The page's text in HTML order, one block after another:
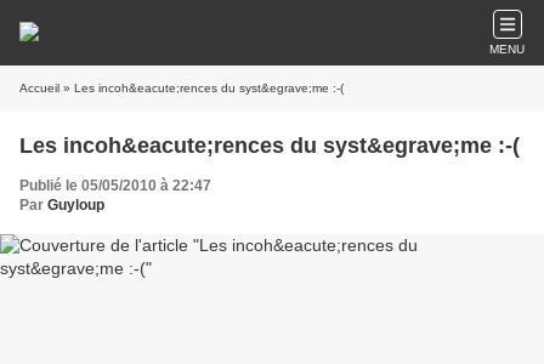
MENU
Accueil » Les incoh&eacute;rences du syst&egrave;me :-(
Les incoh&eacute;rences du syst&egrave;me :-(
Publié le 05/05/2010 à 22:47
Par Guyloup